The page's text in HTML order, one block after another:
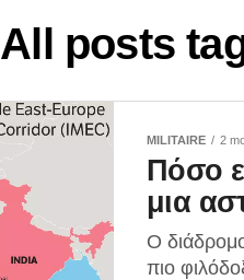
All posts
MILITAIRE 2
Πόσο
μια
Ο
πιο